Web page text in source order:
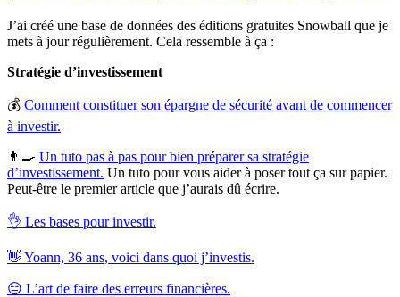
J’ai créé une base de données des éditions gratuites Snowball que je
mets à jour régulièrement. Cela ressemble à ça :
Stratégie d’investissement
💰 Comment constituer son épargne de sécurité avant de commencer
à investir.
👨‍🍳 Un tuto pas à pas pour bien préparer sa stratégie
d’investissement. Un tuto pour vous aider à poser tout ça sur papier.
Peut-être le premier article que j’aurais dû écrire.
👌 Les bases pour investir.
👋 Yoann, 36 ans, voici dans quoi j’investis.
😑 L’art de faire des erreurs financières.